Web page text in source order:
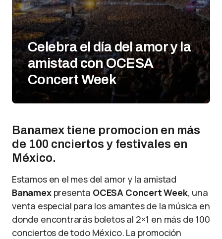
Celebra el día del amor y la
amistad con OCESA
Concert Week
Banamex tiene promocion en más
de 100 cnciertos y festivales en
México.
Estamos en el mes del amor y la amistad
Banamexpresenta OCESA Concert Week, una
venta especial para los amantes de la música en
donde encontrarás boletos al 2×1 en más de 100
conciertos de todo México. La promoción